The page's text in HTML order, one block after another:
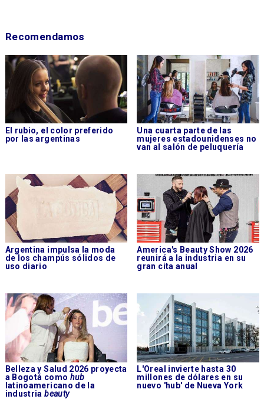
Recomendamos
El rubio, el color preferido
por las argentinas
Una cuarta parte de las
mujeres estadounidenses no
van al salón de peluquería
Argentina impulsa la moda
de los champús sólidos de
uso diario
America's Beauty Show 2026
reunirá a la industria en su
gran cita anual
Belleza y Salud 2026 proyecta
a Bogotá como hub
latinoamericano de la
industria beauty
L'Oreal invierte hasta 30
millones de dólares en su
nuevo 'hub' de Nueva York